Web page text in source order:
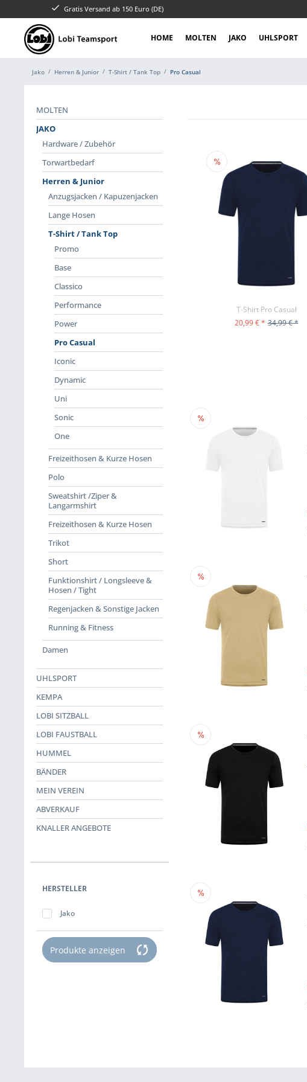
Gratis Versand ab 150 Euro (DE)
HOME MOLTEN JAKO UHLSPORT
Jako Herren & Junior T-Shirt / Tank Top Pro Casual
MOLTEN
JAKO
Hardware / Zubehör
Torwartbedarf
Herren & Junior
Anzugsjacken / Kapuzenjacken
Lange Hosen
T-Shirt / Tank Top
Promo
Base
Classico
Performance
Power
Pro Casual
Iconic
Dynamic
Uni
Sonic
One
Freizeithosen & Kurze Hosen
Polo
Sweatshirt /Ziper &
Langarmshirt
Freizeithosen & Kurze Hosen
Trikot
Short
Funktionshirt / Longsleeve &
Hosen / Tight
Regenjacken & Sonstige Jacken
Running & Fitness
Damen
UHLSPORT
KEMPA
LOBI SITZBALL
LOBI FAUSTBALL
HUMMEL
BÄNDER
MEIN VEREIN
ABVERKAUF
KNALLER ANGEBOTE
HERSTELLER
Jako
Produkte anzeigen
T-Shirt Pro Casual
20,99 € * 34,99 € *